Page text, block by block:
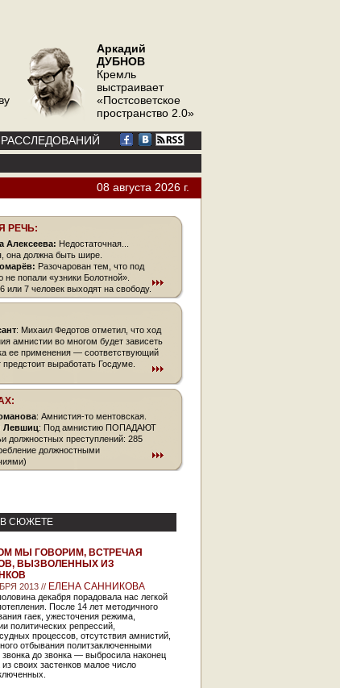
Аркадий
ДУБНОВ
Кремль
выстраивает
«Постсоветское
пространство 2.0»
08 августа 2026 г.
РЕЧЬ:
Алексеева: Недостаточная...
она должна быть шире.
Разочарован тем, что под
не попали «узники Болотной».
6 или 7 человек выходят на свободу.
: Михаил Федотов отметил, что ход
амнистии во многом будет зависеть
ее применения — соответствующий
предстоит выработать Госдуме.
: Амнистия-то ментовская.
Левшиц: Под амнистию ПОПАДАЮТ
должностных преступлений: 285
должностными
В СЮЖЕТЕ
МЫ ГОВОРИМ, ВСТРЕЧАЯ
ВЫЗВОЛЕННЫХ ИЗ
2013 // ЕЛЕНА САННИКОВА
декабря порадовала нас легкой
После 14 лет методичного
гаек, ужесточения режима,
политических репрессий,
процессов, отсутствия амнистий,
отбывания политзаключенными
звонка до звонка — выбросила наконец
своих застенков малое число